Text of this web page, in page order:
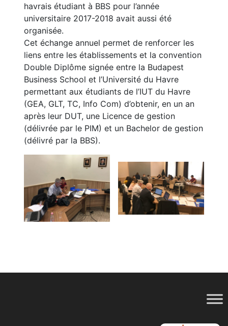
havrais étudiant à BBS pour l’année
universitaire 2017-2018 avait aussi été
organisée.
Cet échange annuel permet de renforcer les
liens entre les établissements et la convention
Double Diplôme signée entre la Budapest
Business School et l’Université du Havre
permettant aux étudiants de l’IUT du Havre
(GEA, GLT, TC, Info Com) d’obtenir, en un an
après leur DUT, une Licence de gestion
(délivrée par le PIM) et un Bachelor de gestion
(délivré par la BBS).